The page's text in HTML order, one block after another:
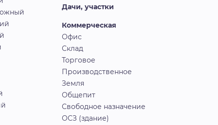
Дачи, участки
Коммерческая
Офис
Склад
Торговое
Производственное
Земля
Общепит
Свободное назначение
ОСЗ (здание)